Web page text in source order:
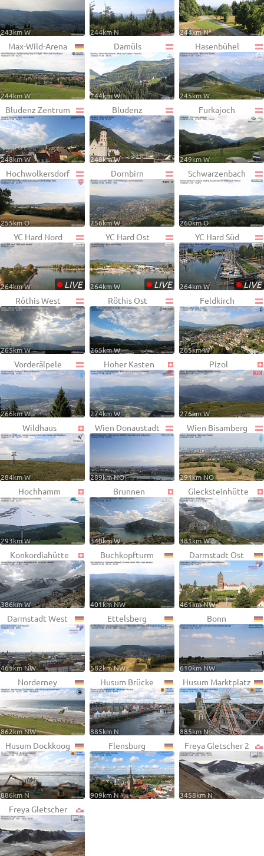
243km W 244km N 244km N
Max-Wild-Arena
244km W
Damüls
244km W
Hasenbühel
245km W
Bludenz Zentrum
248km W
Bludenz
248km W
Furkajoch
249km W
Hochwolkersdorf
255km O
Dornbirn
256km W
Schwarzenbach
260km O
YC Hard Nord
•LIVE
264km W
YC Hard Ost
•LIVE
264km W
YC Hard Süd
•LIVE
264km W
Röthis West
265km W
Röthis Ost
265km W
Feldkirch
265km W
Vorderälpele
266km W
Hoher Kasten
274km W
Pizol
276km W
Wildhaus
284km W
Wien Donaustadt
289km NO
Wien Bisamberg
291km NO
Hochhamm
293km W
Brunnen
340km W
Glecksteinhütte
381km W
Konkordiahütte
386km W
Buchkopfturm
401km NW
Darmstadt Ost
461km NW
Darmstadt West
461km NW
Ettelsberg
582km NW
Bonn
610km NW
Norderney
862km NW
Husum Brücke
885km N
Husum Marktplatz
885km N
Husum Dockkoog
886km N
Flensburg
909km N
Freya Gletscher 2
3458km N
Freya Gletscher